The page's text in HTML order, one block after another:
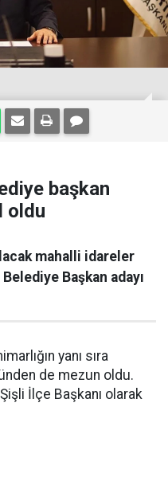
başkan
oldu
mahalli idareler
Başkan adayı
yanı sıra
de mezun oldu.
İlçe Başkanı olarak